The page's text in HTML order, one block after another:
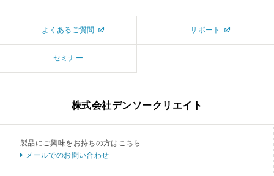
よくあるご質問 サポート
セミナー
株式会社デンソークリエイト
製品にご興味をお持ちの方はこちら
メールでのお問い合わせ